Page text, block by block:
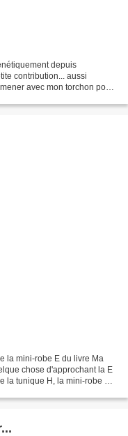
depuis
contribution... aussi
avec mon torchon pour
la mini-robe E du livre Ma
chose d'approchant la E
la tunique H, la mini-robe E